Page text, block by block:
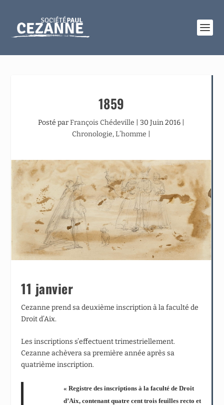
1859
Posté parFrançois Chédeville 30 Juin 2016
Chronologie,L’homme
11 janvier
Cezanne prend sa deuxième inscription à la faculté de
Droit d’Aix.
Les inscriptions s’effectuent trimestriellement.
Cezanne achèvera sa première année après sa
quatrième inscription.
« Registre des inscriptions à la faculté de Droit
d’Aix, contenant quatre cent trois feuilles recto et